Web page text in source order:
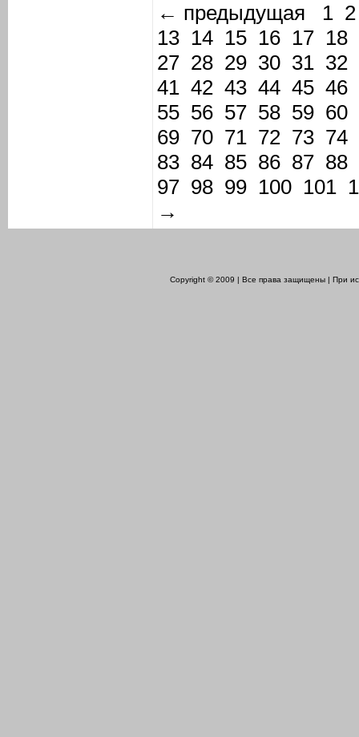
← предыдущая
1 2
13 14 15 16 17 18
27 28 29 30 31 32
41 42 43 44 45 46
55 56 57 58 59 60
69 70 71 72 73 74
83 84 85 86 87 88
97 98 99 100 101
→
Copyright © 2009 | Все права защищены | При